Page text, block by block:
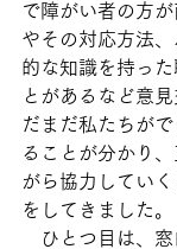
で障がい者の方
やその対応方法
的な知識を持っ
とがあるなど意
だまだ私たちが
ることが分かり
がら協力してい
をしてきました。
ひとつ目は、